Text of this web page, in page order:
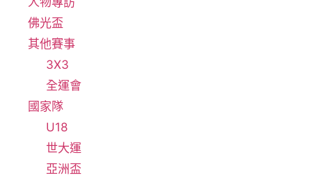
佛光盃
其他賽事
3X3
全運會
國家隊
U18
世大運
亞洲盃